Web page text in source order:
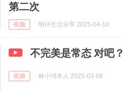
第二次
视频 明仔生活分享 2025-04-10
不完美是常态 对吧？
视频 林小珂本人 2025-03-06